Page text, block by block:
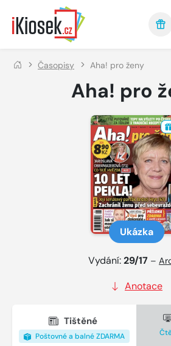
Přejít na hlavní obsah
Časopisy Aha! pro ženy
Aha! pro
Ukázka
Vydání:29/17 –
Anotace
Tištěné
Poštovné a balné ZDARMA